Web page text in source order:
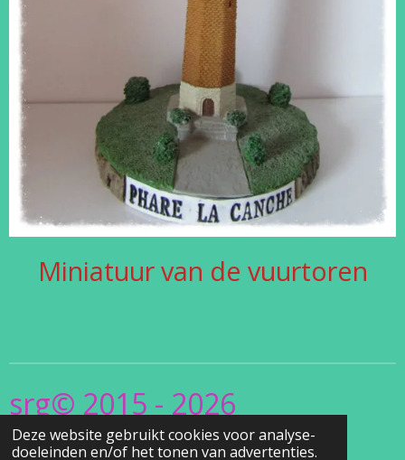
Deze website gebruikt cookies voor analyse-
doeleinden en/of het tonen van advertenties.
Miniatuur van de vuurtoren
srg© 2015 - 2026
www.Christel's.Vuurtorensite.be